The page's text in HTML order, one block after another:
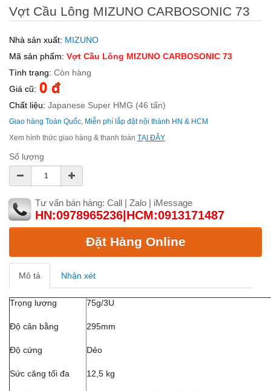
Vợt Cầu Lông MIZUNO CARBOSONIC 73
Nhà sản xuất: MIZUNO
Mã sản phẩm: Vợt Cầu Lông MIZUNO CARBOSONIC 73
Tình trạng: Còn hàng
Giá cũ: 0 đ
Chất liệu: Japanese Super HMG (46 tấn)
Giao hàng Toàn Quốc, Miễn phí lắp đặt nội thành HN & HCM
Xem hình thức giao hàng & thanh toán TẠI ĐÂY
Số lượng
Tư vấn bán hàng: Call | Zalo | iMessage
HN:0978965236|HCM:0913171487
Đặt Hàng Online
Mô tả Nhận xét
Trọng lượng
Độ cân bằng
Độ cứng
Sức căng tối đa
75g/3U
295mm
Dẻo
12,5 kg